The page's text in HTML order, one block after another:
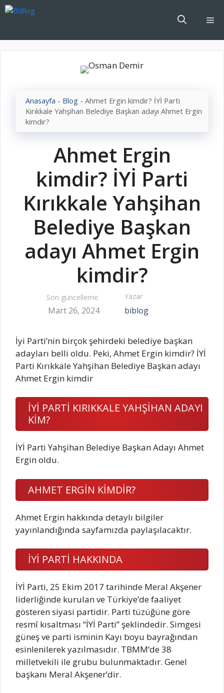
İçeriğe
Anasayfa - Blog - Ahmet Ergin kimdir? İYİ Parti
Kırıkkale Yahşihan Belediye Başkan adayı Ahmet Ergin
kimdir?
Ahmet Ergin
kimdir? İYİ Parti
Kırıkkale Yahşihan
Belediye Başkan
adayı Ahmet Ergin
kimdir?
Son güncelleme:
Mart 26, 2024
Yazar
biblog
İyi Parti’nin birçok şehirdeki belediye başkan
adayları belli oldu. Peki, Ahmet Ergin kimdir? İYİ
Parti Kırıkkale Yahşihan Belediye Başkan adayı
Ahmet Ergin kimdir
İYİ PARTİ KIRIKKALE YAHŞİHAN ADAYI
KİM?
İYİ Parti Yahşihan Belediye Başkan Adayı Ahmet
Ergin oldu.
AHMET ERGİN KİMDİR?
Ahmet Ergin hakkında detaylı bilgiler
yayınlandığında sayfamızda paylaşılacaktır.
İYİ PARTİ HAKKINDA
İYİ Parti, 25 Ekim 2017 tarihinde Meral Akşener
liderliğinde kurulan ve Türkiye’de faaliyet
gösteren siyasi partidir. Parti tüzüğüne göre
resmî kısaltması “İYİ Parti” şeklindedir. Simgesi
güneş ve parti isminin Kayı boyu bayrağından
esinlenilerek yazılmasıdır. TBMM’de 38
milletvekili ile grubu bulunmaktadır. Genel
başkanı Meral Akşener’dir.